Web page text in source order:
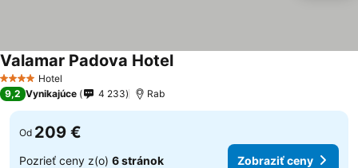
4 Počet hviezdičiek
Hotel
Valamar Padova HotelZobraziť ceny
9,2 Vynikajúce 4 233 Rab
Od 209 €
Pozrieť ceny z(o) 6 stránok Zobraziť ceny